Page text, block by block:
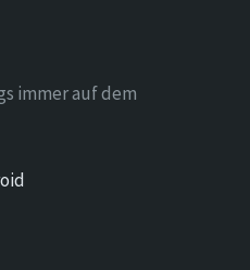
immer auf dem